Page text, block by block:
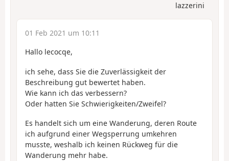
lazzerini
01 Feb 2021 um 10:11
Hallo lecocqe,
ich sehe, dass Sie die Zuverlässigkeit der
Beschreibung gut bewertet haben.
Wie kann ich das verbessern?
Oder hatten Sie Schwierigkeiten/Zweifel?
Es handelt sich um eine Wanderung, deren Route
ich aufgrund einer Wegsperrung umkehren
musste, weshalb ich keinen Rückweg für die
Wanderung mehr habe.